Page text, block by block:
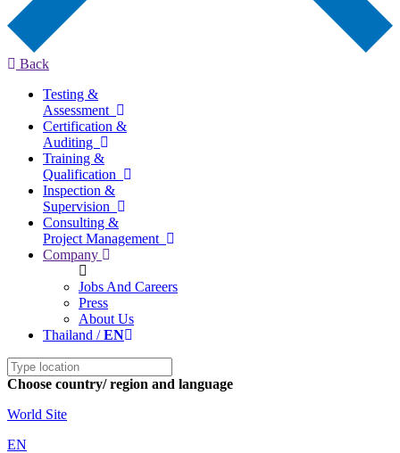
Back
Testing &
Assessment
Certification &
Auditing
Training &
Qualification
Inspection &
Supervision
Consulting &
Project Management
Company
Jobs And Careers
Press
About Us
Thailand /EN
Choose country/ region and language
World Site
EN